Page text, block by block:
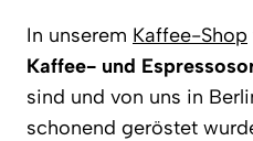
In unserem Kaffee-Shop
Kaffee- und
sind und von uns in
schonend geröstet